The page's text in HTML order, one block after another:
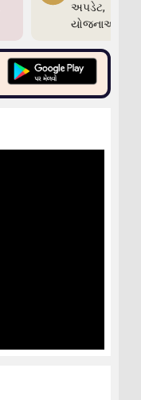
અપડેટ,
યોજનાઓ અને